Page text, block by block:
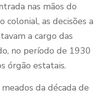
nas mãos do
colonial, as decisões a
a cargo das
no período de 1930
órgão estatais.
da década de